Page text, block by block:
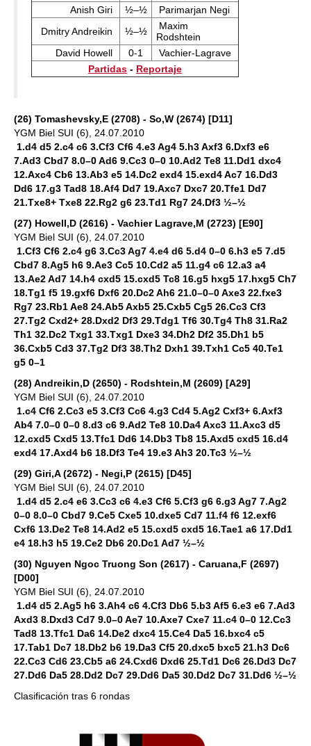
Anish Giri
½–½
Parimarjan Negi
Dmitry Andreikin
½–½
Maxim
Rodshtein
David Howell
0-1
Vachier-Lagrave
Partidas - Reportaje
(26) Tomashevsky,E (2708) - So,W (2674) [D11]
YGM Biel SUI (6), 24.07.2010
1.d4 d5 2.c4 c6 3.Cf3 Cf6 4.e3 Ag4 5.h3 Axf3 6.Dxf3 e6
7.Ad3 Cbd7 8.0–0 Ad6 9.Cc3 0–0 10.Ad2 Te8 11.Dd1 dxc4
12.Axc4 Cb6 13.Ab3 e5 14.Dc2 exd4 15.exd4 Ac7 16.Dd3
Dd6 17.g3 Tad8 18.Af4 Dd7 19.Axc7 Dxc7 20.Tfe1 Dd7
21.Txe8+ Txe8 22.Rg2 g6 23.Td1 Rg7 24.Df3 ½–½
(27) Howell,D (2616) - Vachier Lagrave,M (2723) [E90]
YGM Biel SUI (6), 24.07.2010
1.Cf3 Cf6 2.c4 g6 3.Cc3 Ag7 4.e4 d6 5.d4 0–0 6.h3 e5 7.d5
Cbd7 8.Ag5 h6 9.Ae3 Cc5 10.Cd2 a5 11.g4 c6 12.a3 a4
13.Ae2 Ad7 14.h4 cxd5 15.cxd5 Tc8 16.g5 hxg5 17.hxg5 Ch7
18.Tg1 f5 19.gxf6 Dxf6 20.Dc2 Ah6 21.0–0–0 Axe3 22.fxe3
Rg7 23.Rb1 Ae8 24.Ab5 Axb5 25.Cxb5 Cg5 26.Cc3 Cf3
27.Tg2 Cxd2+ 28.Dxd2 Df3 29.Tdg1 Tf6 30.Tg4 Th8 31.Ra2
Th1 32.Dc2 Txg1 33.Txg1 Dxe3 34.Dh2 Df2 35.Dh1 b5
36.Cxb5 Cd3 37.Tg2 Df3 38.Th2 Dxh1 39.Txh1 Cc5 40.Te1
g5 0–1
(28) Andreikin,D (2650) - Rodshtein,M (2609) [A29]
YGM Biel SUI (6), 24.07.2010
1.c4 Cf6 2.Cc3 e5 3.Cf3 Cc6 4.g3 Cd4 5.Ag2 Cxf3+ 6.Axf3
Ab4 7.0–0 0–0 8.d3 c6 9.Ad2 Te8 10.Da4 Axc3 11.Axc3 d5
12.cxd5 Cxd5 13.Tfc1 Dd6 14.Db3 Tb8 15.Axd5 cxd5 16.d4
exd4 17.Axd4 b6 18.Df3 Te4 19.e3 Ah3 20.Tc3 ½–½
(29) Giri,A (2672) - Negi,P (2615) [D45]
YGM Biel SUI (6), 24.07.2010
1.d4 d5 2.c4 e6 3.Cc3 c6 4.e3 Cf6 5.Cf3 g6 6.g3 Ag7 7.Ag2
0–0 8.0–0 Cbd7 9.Ce5 Cxe5 10.dxe5 Cd7 11.f4 f6 12.exf6
Cxf6 13.De2 Te8 14.Ad2 e5 15.cxd5 cxd5 16.Tae1 a6 17.Dd1
e4 18.h3 h5 19.Ce2 Db6 20.Dc1 Ad7 ½–½
(30) Nguyen Ngoc Truong Son (2617) - Caruana,F (2697)
[D00]
YGM Biel SUI (6), 24.07.2010
1.d4 d5 2.Ag5 h6 3.Ah4 c6 4.Cf3 Db6 5.b3 Af5 6.e3 e6 7.Ad3
Axd3 8.Dxd3 Cd7 9.0–0 Ae7 10.Axe7 Cxe7 11.c4 0–0 12.Cc3
Tad8 13.Tfc1 Da6 14.De2 dxc4 15.Ce4 Da5 16.bxc4 c5
17.Tab1 Dc7 18.Db2 b6 19.Da3 Cf5 20.dxc5 bxc5 21.h3 Dc6
22.Cc3 Cd6 23.Cb5 a6 24.Cxd6 Dxd6 25.Td1 Dc6 26.Dd3 Dc7
27.Dd6 Da5 28.Dd2 Dc7 29.Dd6 Da5 30.Dd2 Dc7 31.Dd6 ½–½
Clasificación tras 6 rondas